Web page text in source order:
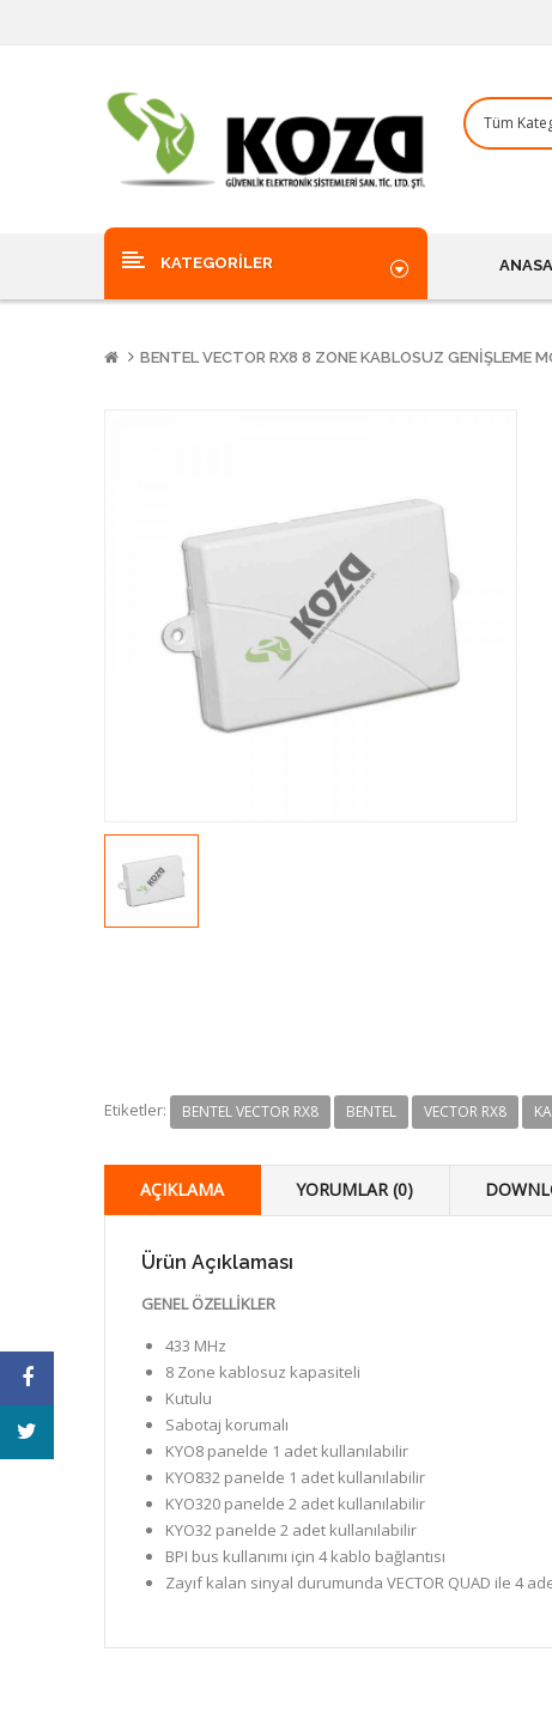
KATEGORILER
BENTEL VECTOR RX8 8 ZONE KABLOSUZ GENIŞLEME
Etiketler: BENTEL VECTOR RX8 BENTEL VECTOR RX8
AÇIKLAMA YORUMLAR (0)
Ürün Açıklaması
GENEL ÖZELLİKLER
433 MHz
8 Zone kablosuz kapasiteli
Kutulu
Sabotaj korumalı
KYO8 panelde 1 adet kullanılabilir
KYO832 panelde 1 adet kullanılabilir
KYO320 panelde 2 adet kullanılabilir
KYO32 panelde 2 adet kullanılabilir
BPI bus kullanımı için 4 kablo bağlantısı
Zayıf kalan sinyal durumunda VECTOR QUAD ile 4